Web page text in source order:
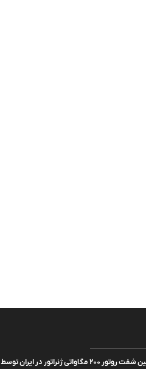
تولید نخستین شفت روتور ۲۰۰ مگاواتی ژنراتور در ایران توسط